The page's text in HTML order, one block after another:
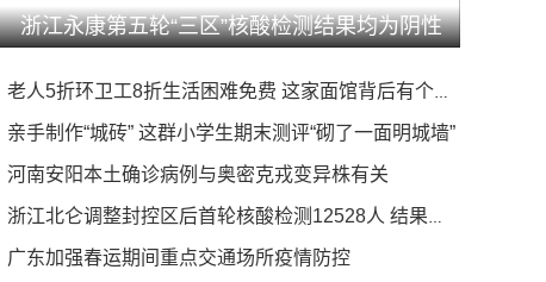
浙江永康第五轮“三区”核酸检测结果均为阴性
老人5折环卫工8折生活困难免费 这家面馆背后有个暖心事
亲手制作“城砖” 这群小学生期末测评“砌了一面明城墙”
河南安阳本土确诊病例与奥密克戎变异株有关
浙江北仑调整封控区后首轮核酸检测12528人 结果均为阴性
广东加强春运期间重点交通场所疫情防控